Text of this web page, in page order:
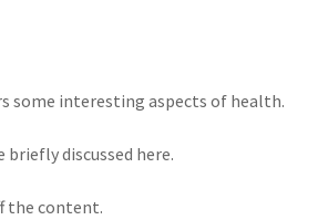
some interesting aspects of health.
discussed here.
the content.